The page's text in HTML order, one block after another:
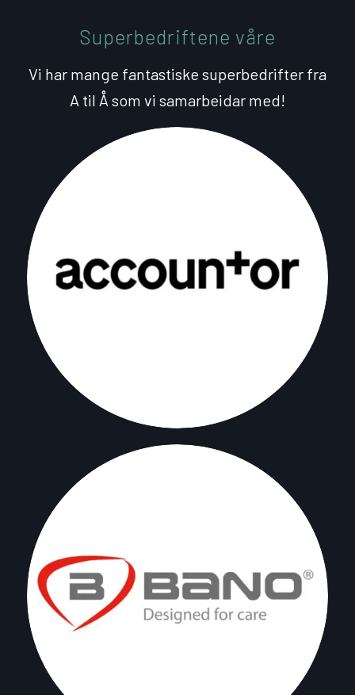
Superbedriftene våre
Vi har mange fantastiske superbedrifter fra
A til Å som vi samarbeidar med!